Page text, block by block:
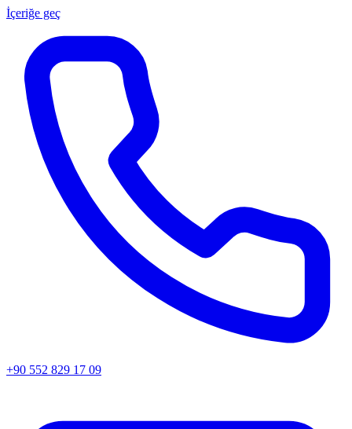
İçeriğe geç
+90 552 829 17 09